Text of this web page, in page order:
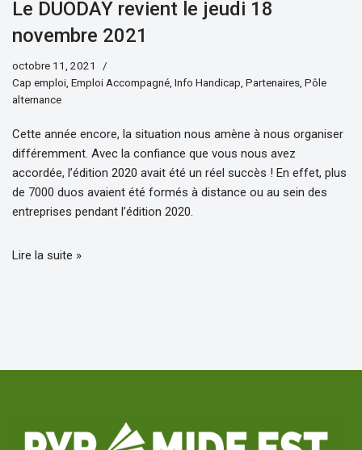
Le DUODAY revient le jeudi 18
novembre 2021
octobre 11, 2021
Cap emploi, Emploi Accompagné, Info Handicap, Partenaires, Pôle
alternance
Cette année encore, la situation nous amène à nous organiser
différemment. Avec la confiance que vous nous avez
accordée, l’édition 2020 avait été un réel succès ! En effet, plus
de 7000 duos avaient été formés à distance ou au sein des
entreprises pendant l’édition 2020.
Lire la suite »